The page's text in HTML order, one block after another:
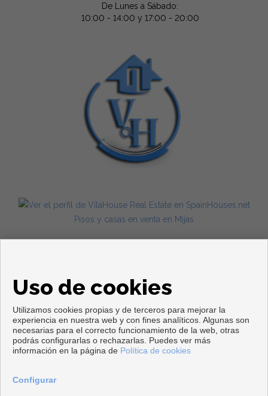
De Lunes a Sábado:
10:00 - 14:00 y 17:00 - 20:00
Pisos y casas en venta en Mijas
Copyright © 2026. Todos los derechos reservados.
Aviso legal |Política de privacidad |Política de Cookies
Uso de cookies
Utilizamos cookies propias y de terceros para mejorar la
experiencia en nuestra web y con fines analíticos. Algunas son
necesarias para el correcto funcionamiento de la web, otras
podrás configurarlas o rechazarlas. Puedes ver más
información en la página de Política de cookies
Configurar